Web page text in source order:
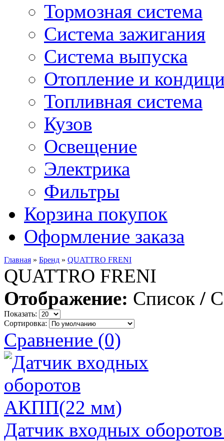
Тормозная система
Система зажигания
Система выпуска
Отопление и
Топливная система
Кузов
Освещение
Электрика
Фильтры
Корзина покупок
Оформление заказа
Главная » Бренд » QUATTRO FRENI
QUATTRO FRENI
Отображение: Список /
Показать:
Сортировка:
Сравнение (0)
Датчик входных